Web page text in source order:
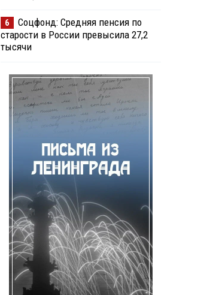
6
Соцфонд: Средняя пенсия по
старости в России превысила 27,2
тысячи